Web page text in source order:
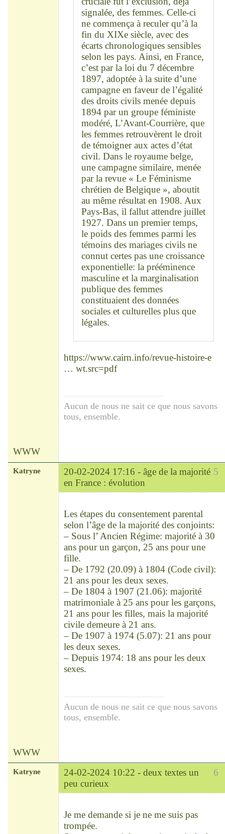
signalée, des femmes. Celle-ci
ne commença à reculer qu’à la
fin du XIXe siècle, avec des
écarts chronologiques sensibles
selon les pays. Ainsi, en France,
c’est par la loi du 7 décembre
1897, adoptée à la suite d’une
campagne en faveur de l’égalité
des droits civils menée depuis
1894 par un groupe féministe
modéré, L’Avant-Courrière, que
les femmes retrouvèrent le droit
de témoigner aux actes d’état
civil. Dans le royaume belge,
une campagne similaire, menée
par la revue « Le Féminisme
chrétien de Belgique », aboutit
au même résultat en 1908. Aux
Pays-Bas, il fallut attendre juillet
1927. Dans un premier temps,
le poids des femmes parmi les
témoins des mariages civils ne
connut certes pas une croissance
exponentielle: la prééminence
masculine et la marginalisation
publique des femmes
constituaient des données
sociales et culturelles plus que
légales.
https://www.cairn.info/revue-histoire-e
… wt.src=pdf
Aucun de nous ne sait ce que nous savons
tous, ensemble.
WWW
5
Katryne 20-02-2024 17:16 - âge de la majorité
en France : évolution
Les étapes du consentement parental
selon l’âge de la majorité des conjoints:
– Sous l’ Ancien Régime: majorité à 30
ans pour un garçon, 25 ans pour une
fille.
– De 1792 (20.09) à 1804 (Code civil):
21 ans pour les deux sexes.
– De 1804 à 1907 (21.06): majorité
matrimoniale à 25 ans pour les garçons,
21 ans pour les filles, mais la majorité
civile demeure à 21 ans.
– De 1907 à 1974 (5.07): 21 ans pour
les deux sexes.
– Depuis 1974: 18 ans pour les deux
sexes.
Aucun de nous ne sait ce que nous savons
tous, ensemble.
WWW
6
Katryne 24-02-2024 10:22 - deux textes un
peu curieux
Je me demande si je ne me suis pas
trompée.